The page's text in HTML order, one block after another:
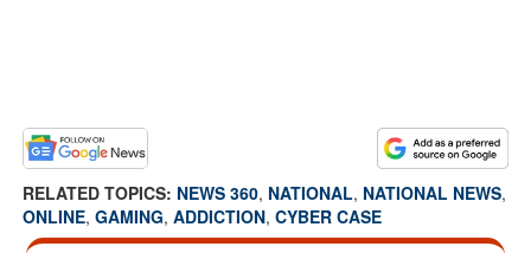
RELATED TOPICS: NEWS 360, NATIONAL, NATIONAL NEWS,
ONLINE, GAMING, ADDICTION, CYBER CASE